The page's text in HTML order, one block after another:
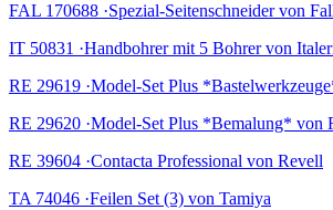
FAL 170688 ·Spezial-Seitenschneider von
IT 50831 ·Handbohrer mit 5 Bohrer von
RE 29619 ·Model-Set Plus
RE 29620 ·Model-Set Plus *Bemalung* von
RE 39604 ·Contacta Professional von Revell
TA 74046 ·Feilen Set (3) von Tamiya